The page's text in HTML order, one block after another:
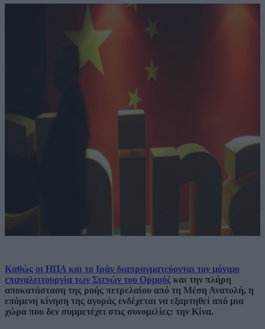
Καθώς οι ΗΠΑ και το Ιράν διαπραγματεύονται τον μόνιμο
επαναλειτουργία των Στενών του Ορμούζ και την πλήρη
αποκατάσταση της ροής πετρελαίου από τη Μέση Ανατολή, η
επόμενη κίνηση της αγοράς ενδέχεται να εξαρτηθεί από μια
χώρα που δεν συμμετέχει στις συνομιλίες: την Κίνα.